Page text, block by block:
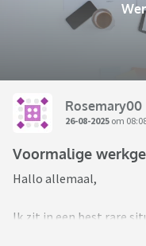
Rosemary00
26-08-2025 om
Voormalige
Hallo allemaal,
Ik zit in een best rare
telefoontje van mijn